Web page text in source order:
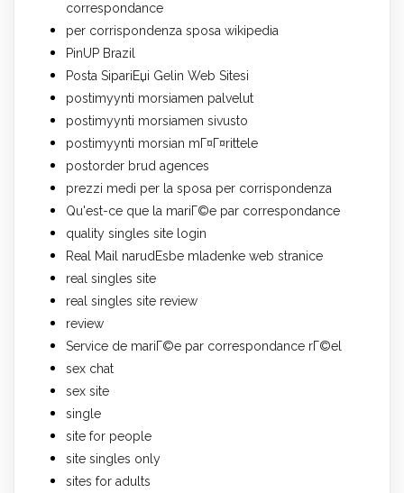
correspondance
per corrispondenza sposa wikipedia
PinUP Brazil
Posta SipariЕџi Gelin Web Sitesi
postimyynti morsiamen palvelut
postimyynti morsiamen sivusto
postimyynti morsian mГ¤Г¤rittele
postorder brud agences
prezzi medi per la sposa per corrispondenza
Qu'est-ce que la mariГ©e par correspondance
quality singles site login
Real Mail narudЕѕbe mladenke web stranice
real singles site
real singles site review
review
Service de mariГ©e par correspondance rГ©el
sex chat
sex site
single
site for people
site singles only
sites for adults